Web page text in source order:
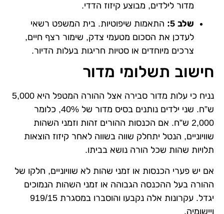
מדור לילדים, מבוצע קיזוז הדדי.
שלב 5:
התאמות שיפוטיות. בית המשפט רשאי
לעדכן את הסכום מטעמי צדק, שימור רצף חיים,
צרכים מיוחדים או סטיות חריגות בעלות הדיור.
חישוב תשלומי מדור
נניח כי עלות מדור סבירה אצל ההורה המטפל היא 5,000
ש”ח. שני ילדים נותנים בסיס מדור של 40%, כלומר
2,000 ש”ח. אם הכנסות ההורים זהות וזמני השהות
שוויוניים, הנטל יתחלק שווה בשווה לאחר קיזוז הוצאות
תלויות שהות שכל הורה נושא בביתו.
אם יש פערי הכנסות או זמני שהות לא שוויוניים, חלקו של
ההורה בעל ההכנסה הגבוהה או זמני השהות הנמוכים
יגדל. עקרונות אלה נקבעו והוסברו במסגרת 919/15
ויישומיה.